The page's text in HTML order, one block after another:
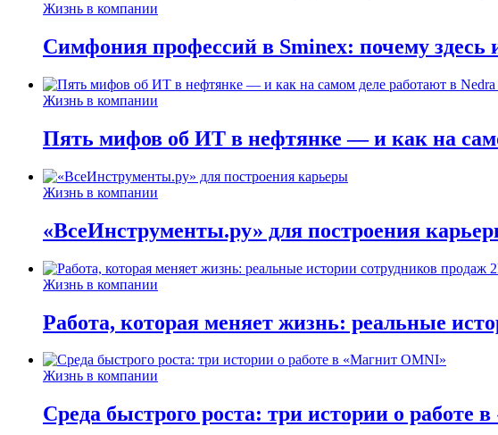
Жизнь в компании
Симфония профессий в Sminex: почему здесь
Жизнь в компании
Пять мифов об ИТ в нефтянке — и как на
Жизнь в компании
«ВсеИнструменты.ру» для построения
Жизнь в компании
Работа, которая меняет жизнь: реальные
Жизнь в компании
Среда быстрого роста: три истории о работе